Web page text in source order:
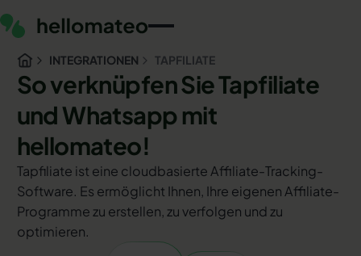
INTEGRATIONEN TAPFILIATE
So verknüpfen Sie Tapfiliate
und Whatsapp mit
hellomateo!
Tapfiliate ist eine cloudbasierte Affiliate-Tracking-
Software. Es ermöglicht Ihnen, Ihre eigenen Affiliate-
Programme zu erstellen, zu verfolgen und zu
optimieren.